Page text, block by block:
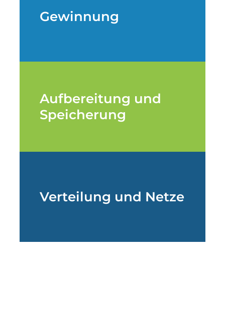
Gewinnung
Aufbereitung und
Speicherung
Verteilung und Netze